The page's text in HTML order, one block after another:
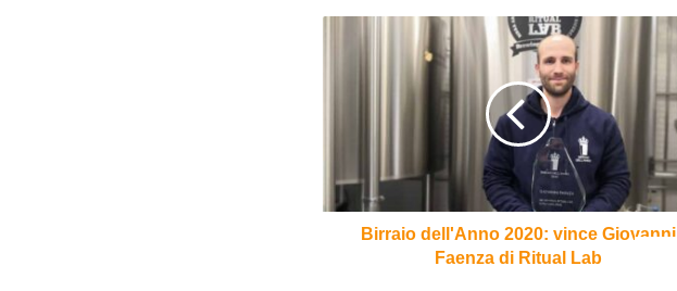
Ritual
Lab
Birraio dell'Anno 2020: vince Giovanni
Faenza di Ritual Lab